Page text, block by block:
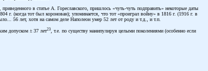
в статье А. Гореславского, пришлось «чуть-чуть подправить» некоторые даты
г. (когда тот был коронован); упоминается, что тот «проиграл войну» в 1816 г. (1916 г. в
56 лет, хотя на самом деле Наполеон умер 52 лет от роду и т.д., и т.п.
допуском ± 37 лет23, т.е. по существу манипулируя целыми поколениями (особенно если